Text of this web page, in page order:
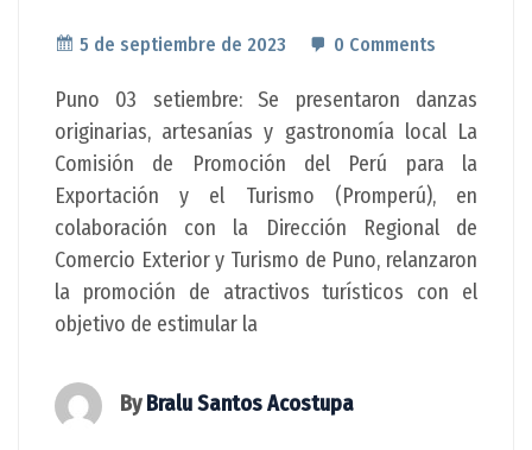
5 de septiembre de 2023 0 Comments
Puno 03 setiembre: Se presentaron danzas
originarias, artesanías y gastronomía local La
Comisión de Promoción del Perú para la
Exportación y el Turismo (Promperú), en
colaboración con la Dirección Regional de
Comercio Exterior y Turismo de Puno, relanzaron
la promoción de atractivos turísticos con el
objetivo de estimular la
ByBralu Santos Acostupa